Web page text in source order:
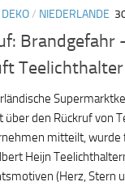
/ NIEDERLANDE
Brandgefahr
den Rückruf von
mitteilt, wurde
Heijn
(Herz, Stern